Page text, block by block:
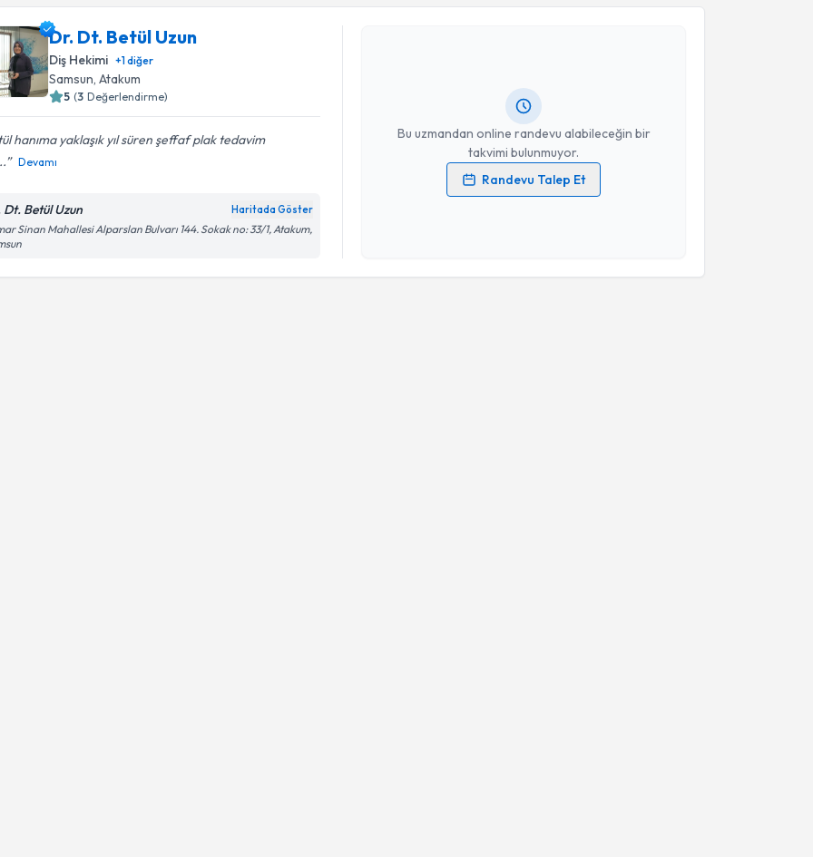
Dr. Dt. Betül Uzun
Diş Hekimi +1diğer
Samsun, Atakum
5 (3 Değerlendirme)
hanıma yaklaşık yıl süren şeffaf plak tedavim
Devamı
Dt. Betül Uzun Haritada Göster
Sinan Mahallesi Alparslan Bulvarı 144. Sokak no: 33/1, Atakum,
Bu uzmandan online randevu alabileceğin bir
takvimi bulunmuyor.
Randevu Talep Et
Kişisel verilerimin işlenmesine ilişkinAydınlatma Metni